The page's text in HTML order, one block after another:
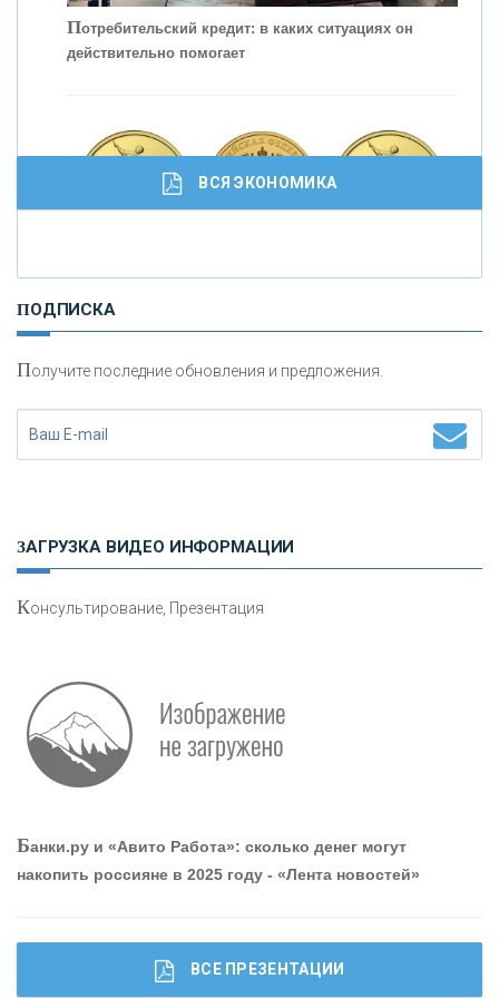
кредитовании бизнеса - «Интервью»
Работа мечты. Что банки делают для того, чтобы
привлечь и удержать персонал - «Интервью»
Потребительский кредит: в каких ситуациях он
действительно помогает
И
сохранения и увеличения капитала
ВСЯ ЭКОНОМИКА
ПОДПИСКА
Получите последние обновления и предложения.
ЗАГРУЗКА ВИДЕО ИНФОРМАЦИИ
Консультирование, Презентация
Банки.ру и «Авито Работа»: сколько денег могут
накопить россияне в 2025 году - «Лента новостей»
ВСЕ ПРЕЗЕНТАЦИИ